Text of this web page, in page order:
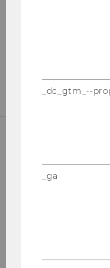
Bitte
_dc_gtm_--
_ga